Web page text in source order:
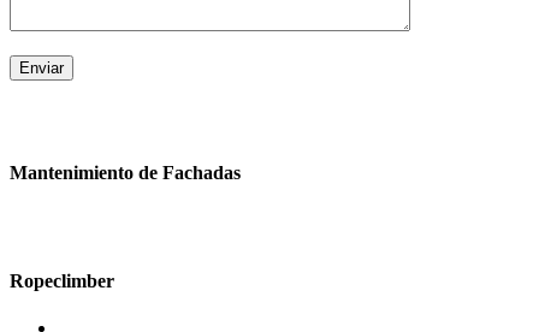
Mantenimiento de Fachadas
Ropeclimber